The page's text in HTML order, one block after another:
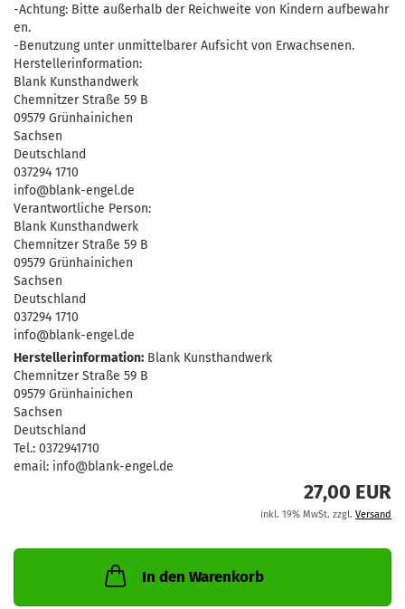
-Achtung: Bitte außerhalb der Reichweite von Kindern aufbewahr
en.
-Benutzung unter unmittelbarer Aufsicht von Erwachsenen.
Herstellerinformation:
Blank Kunsthandwerk
Chemnitzer Straße 59 B
09579 Grünhainichen
Sachsen
Deutschland
037294 1710
info@blank-engel.de
Verantwortliche Person:
Blank Kunsthandwerk
Chemnitzer Straße 59 B
09579 Grünhainichen
Sachsen
Deutschland
037294 1710
info@blank-engel.de
Herstellerinformation: Blank Kunsthandwerk
Chemnitzer Straße 59 B
09579 Grünhainichen
Sachsen
Deutschland
Tel.: 0372941710
email: info@blank-engel.de
27,00 EUR
inkl. 19% MwSt. zzgl. Versand
In den Warenkorb